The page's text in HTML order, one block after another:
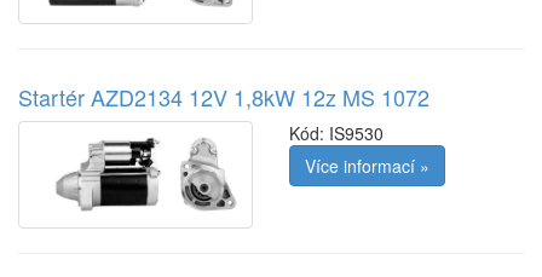
Startér AZD2134 12V 1,8kW 12z MS 1072
Kód: IS9530
Více informací »